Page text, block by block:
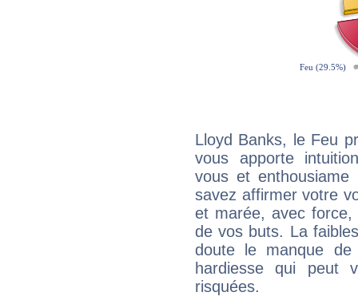
Lloyd Banks, le Feu
vous apporte
vous et
savez affirmer votre
et marée, avec
de vos buts. La
doute le manque
hardiesse qui peut
risquées.